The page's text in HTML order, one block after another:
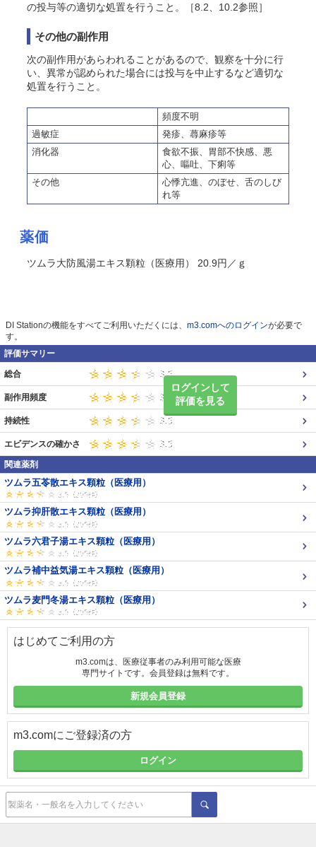
の投与等の適切な処置を行うこと。［8.2、10.2参照］
その他の副作用
次の副作用があらわれることがあるので、観察を十分に行
い、異常が認められた場合には投与を中止するなど適切な
処置を行うこと。
頻度不明
過敏症
発疹、蕁麻疹等
消化器
食欲不振、胃部不快感、悪
心、嘔吐、下痢等
その他
心悸亢進、のぼせ、舌のしび
れ等
薬価
ツムラ大防風湯エキス顆粒（医療用） 20.9円／ｇ
DI Stationの機能をすべてご利用いただくには、 m3.comへのログインが必要で
す。
評価サマリー
ログインして
評価を見る
総合
副作用頻度
持続性
エビデンスの確かさ
関連薬剤
ツムラ五苓散エキス顆粒（医療用）
ツムラ抑肝散エキス顆粒（医療用）
ツムラ六君子湯エキス顆粒（医療用）
ツムラ補中益気湯エキス顆粒（医療用）
ツムラ麦門冬湯エキス顆粒（医療用）
はじめてご利用の方
m3.comは、医療従事者のみ利用可能な医療
専門サイトです。会員登録は無料です。
新規会員登録
m3.comにご登録済の方
ログイン